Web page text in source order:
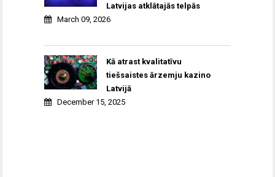
Latvijas atklātajās telpās
March 09, 2026
Kā atrast kvalitatīvu
tiešsaistes ārzemju kazino
Latvijā
December 15, 2025